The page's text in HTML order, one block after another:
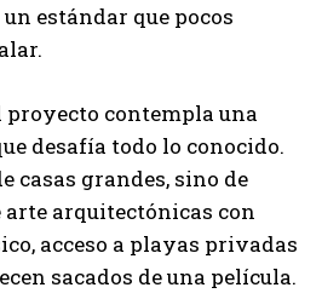
estándar que pocos
contempla una
desafía todo lo conocido.
casas grandes, sino de
arte arquitectónicas con
acceso a playas privadas
sacados de una película.